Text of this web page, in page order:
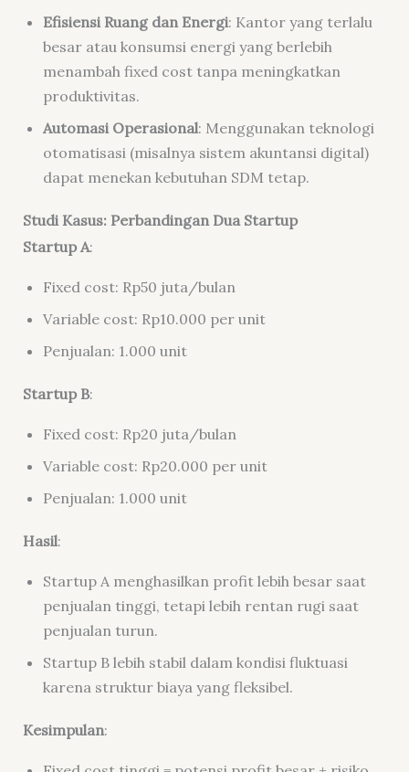
Efisiensi Ruang dan Energi: Kantor yang terlalu
besar atau konsumsi energi yang berlebih
menambah fixed cost tanpa meningkatkan
produktivitas.
Automasi Operasional: Menggunakan teknologi
otomatisasi (misalnya sistem akuntansi digital)
dapat menekan kebutuhan SDM tetap.
Studi Kasus: Perbandingan Dua Startup
Startup A:
Fixed cost: Rp50 juta/bulan
Variable cost: Rp10.000 per unit
Penjualan: 1.000 unit
Startup B:
Fixed cost: Rp20 juta/bulan
Variable cost: Rp20.000 per unit
Penjualan: 1.000 unit
Hasil:
Startup A menghasilkan profit lebih besar saat
penjualan tinggi, tetapi lebih rentan rugi saat
penjualan turun.
Startup B lebih stabil dalam kondisi fluktuasi
karena struktur biaya yang fleksibel.
Kesimpulan: